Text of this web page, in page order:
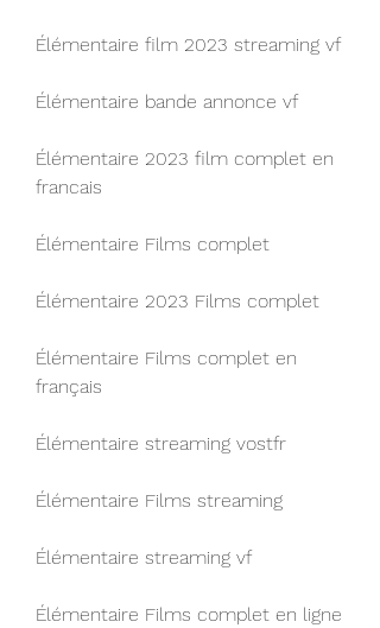
Élémentaire film 2023 streaming vf
Élémentaire bande annonce vf
Élémentaire 2023 film complet en
francais
Élémentaire Films complet
Élémentaire 2023 Films complet
Élémentaire Films complet en
français
Élémentaire streaming vostfr
Élémentaire Films streaming
Élémentaire streaming vf
Élémentaire Films complet en ligne